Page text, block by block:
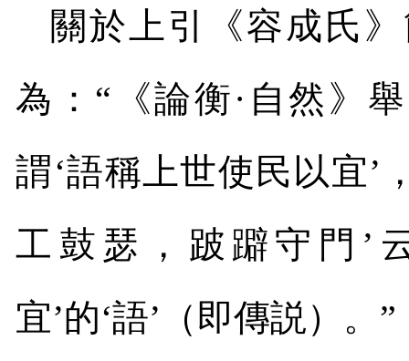
關於上引《容成氏
為：“《論衡·自然》
謂‘語稱上世使民以宜’
工鼓瑟，跛躃守門’
宜’的‘語’（即傳説）。”